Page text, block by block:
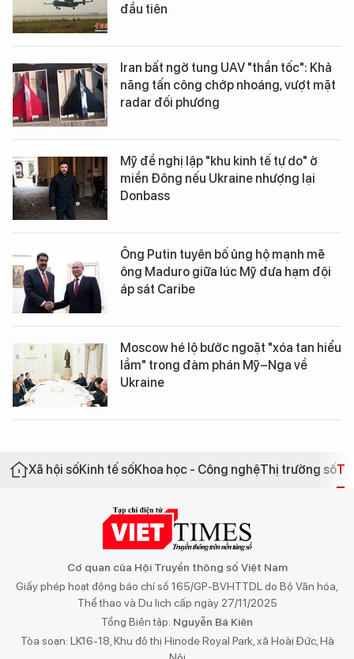
đầu tiên
Iran bất ngờ tung UAV "thần tốc": Khả
năng tấn công chớp nhoáng, vượt mặt
radar đối phương
Mỹ đề nghị lập "khu kinh tế tự do" ở
miền Đông nếu Ukraine nhượng lại
Donbass
Ông Putin tuyên bố ủng hộ mạnh mẽ
ông Maduro giữa lúc Mỹ đưa hạm đội
áp sát Caribe
Moscow hé lộ bước ngoặt "xóa tan hiểu
lầm" trong đàm phán Mỹ–Nga về
Ukraine
Xã hội sốKinh tế sốKhoa học - Công nghệThị trường số
Cơ quan của Hội Truyền thông số Việt Nam
Giấy phép hoạt động báo chí số 165/GP-BVHTTDL do Bộ Văn hóa,
Thể thao và Du lịch cấp ngày 27/11/2025
Tổng Biên tập: Nguyễn Bá Kiên
Tòa soạn: LK16-18, Khu đô thị Hinode Royal Park, xã Hoài Đức, Hà